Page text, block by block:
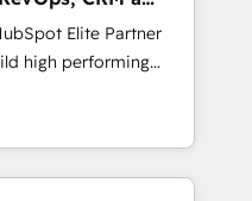
mais pour
D'abord
unifiées, des
l'augmentation :
Et surtout :
la
Elite Partner
high performing
complex sales
and global
Trusted by
growing scale